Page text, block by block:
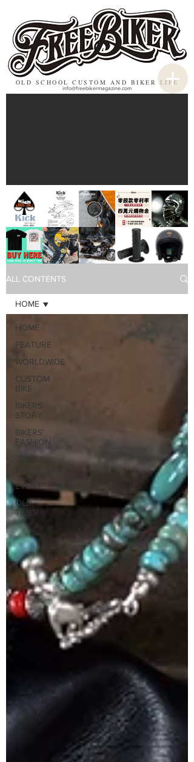
OLD SCHOOL CUSTOM AND BIKER LIFE
info@freebikermagazine.com
ALL CONTENTS
HOME
FEATURE
WORLDWIDE
CUSTOM
BIKE
BIKERS'
STORY
BIKERS'
FASHION
GEAR &
EVENT
OLD
TIMER
HOME